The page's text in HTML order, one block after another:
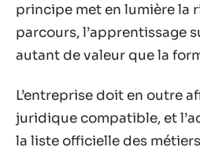
principe met en lumière la
parcours, l’apprentissage
autant de valeur que la
L’entreprise doit en outre
juridique compatible, et
la liste officielle des